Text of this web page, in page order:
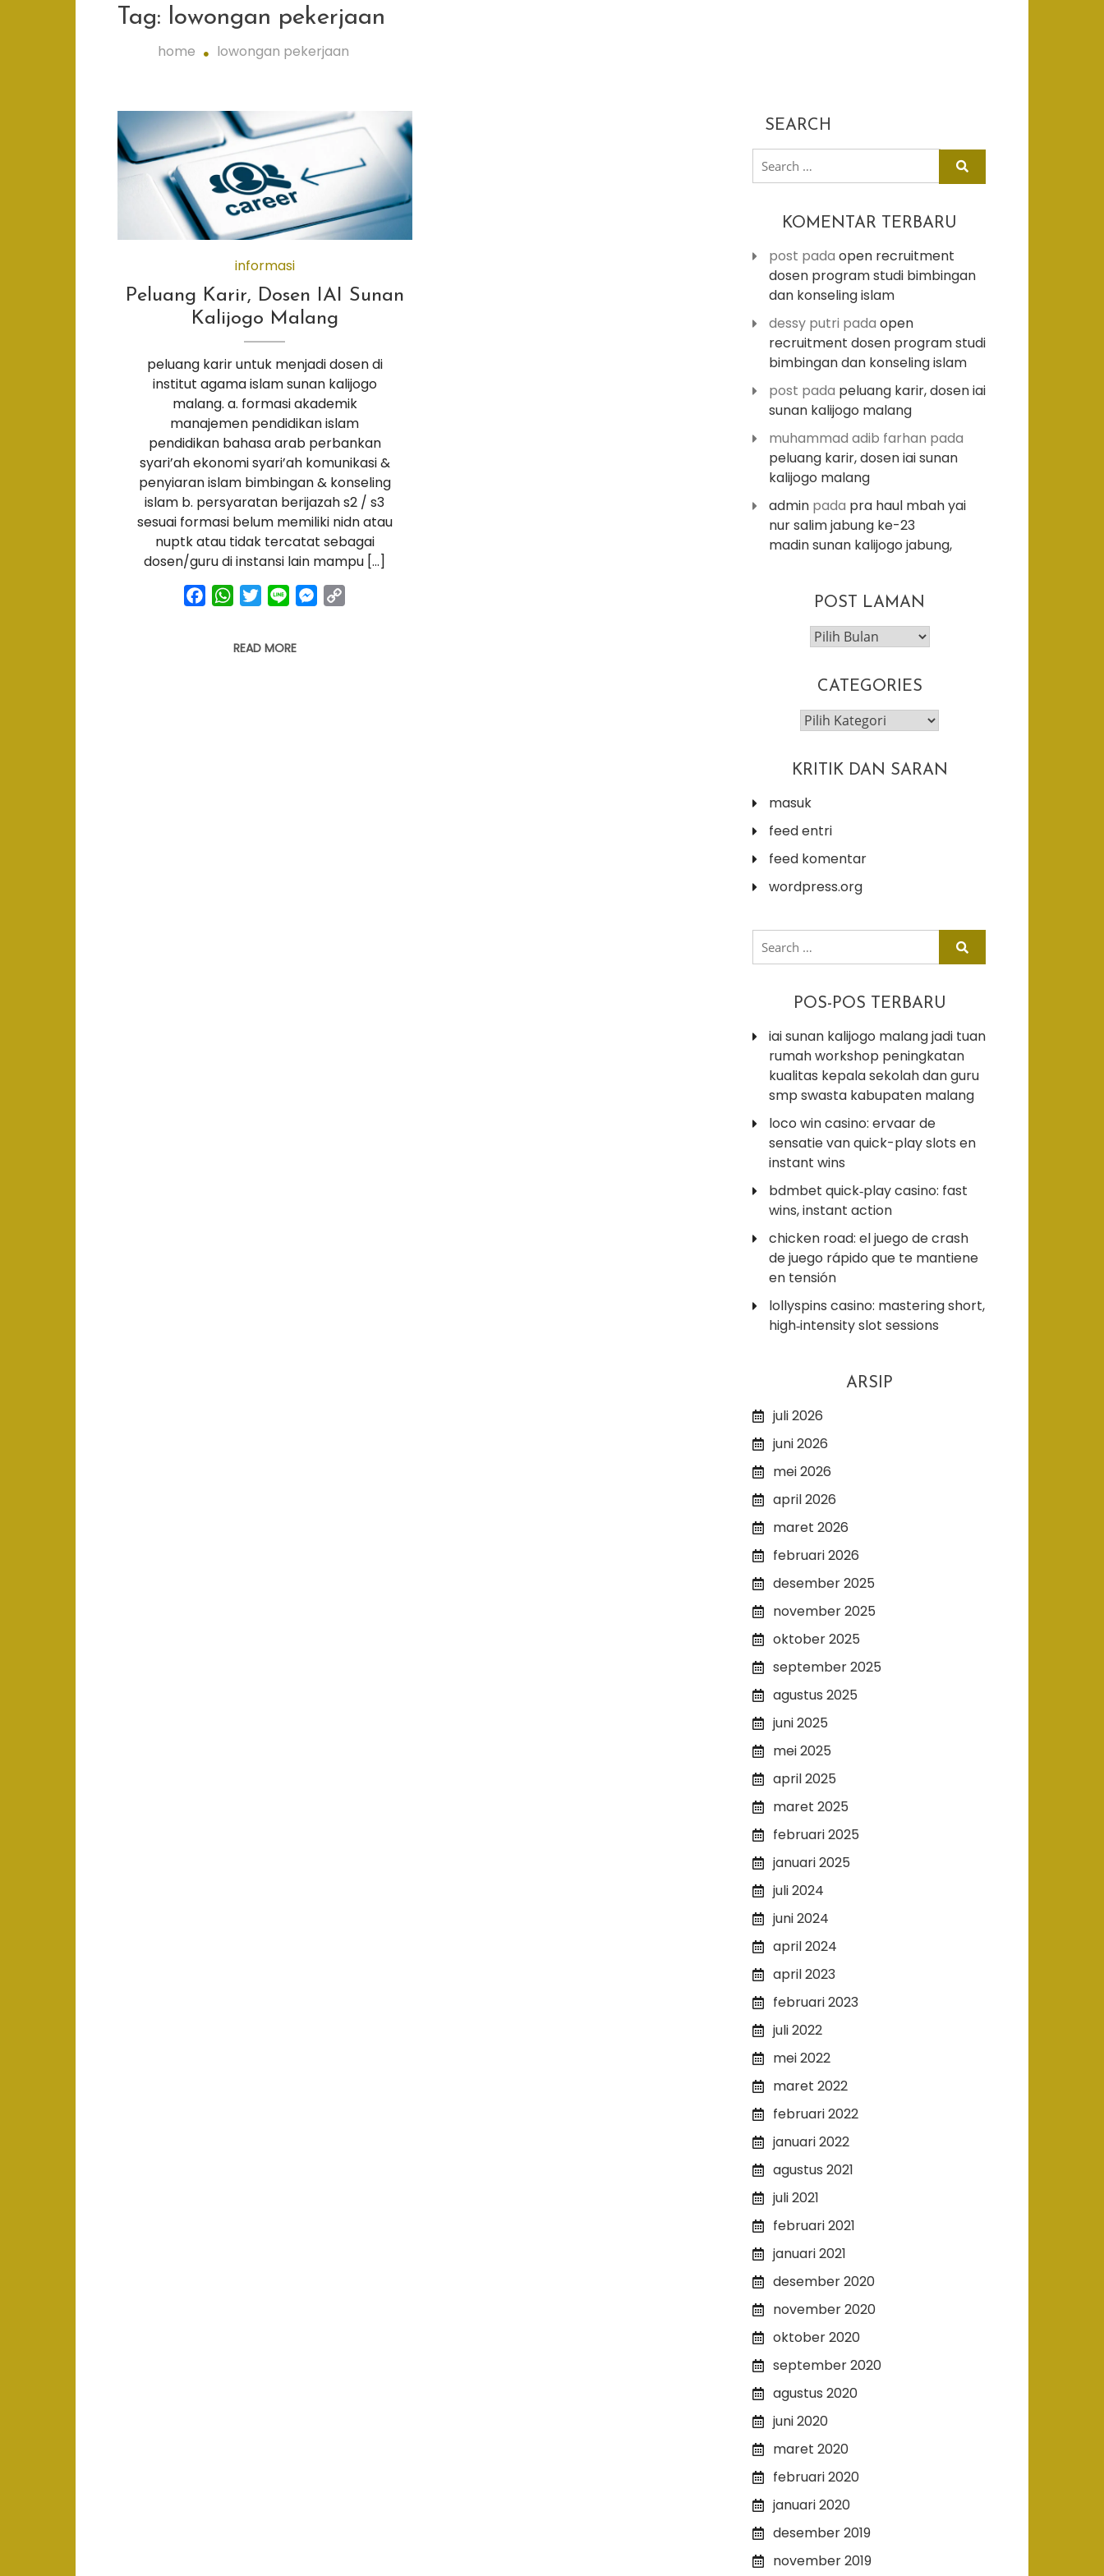
Tag: lowongan pekerjaan
home lowongan pekerjaan
informasi
Peluang Karir, Dosen IAI Sunan
Kalijogo Malang
peluang karir untuk menjadi dosen di
institut agama islam sunan kalijogo
malang. a. formasi akademik
manajemen pendidikan islam
pendidikan bahasa arab perbankan
syari’ah ekonomi syari’ah komunikasi &
penyiaran islam bimbingan & konseling
islam b. persyaratan berijazah s2 / s3
sesuai formasi belum memiliki nidn atau
nuptk atau tidak tercatat sebagai
dosen/guru di instansi lain mampu […]
facebookwhatsapp
twitterline messenger
READ MORE
SEARCH
search
for:
KOMENTAR TERBARU
post pada open recruitment
dosen program studi bimbingan
dan konseling islam
dessy putri pada open
recruitment dosen program studi
bimbingan dan konseling islam
post pada peluang karir, dosen iai
sunan kalijogo malang
muhammad adib farhan pada
peluang karir, dosen iai sunan
kalijogo malang
adminpada pra haul mbah yai
nur salim jabung ke-23
madin sunan kalijogo jabung,
POST LAMAN
CATEGORIES
categories
KRITIK DAN SARAN
masuk
feed entri
feed komentar
wordpress.org
search
for:
POS-POS TERBARU
iai sunan kalijogo malang jadi tuan
rumah workshop peningkatan
kualitas kepala sekolah dan guru
smp swasta kabupaten malang
loco win casino: ervaar de
sensatie van quick-play slots en
instant wins
bdmbet quick‑play casino: fast
wins, instant action
chicken road: el juego de crash
de juego rápido que te mantiene
en tensión
lollyspins casino: mastering short,
high‑intensity slot sessions
ARSIP
juli 2026
juni 2026
mei 2026
april 2026
maret 2026
februari 2026
desember 2025
november 2025
oktober 2025
september 2025
agustus 2025
juni 2025
mei 2025
april 2025
maret 2025
februari 2025
januari 2025
juli 2024
juni 2024
april 2024
april 2023
februari 2023
juli 2022
mei 2022
maret 2022
februari 2022
januari 2022
agustus 2021
juli 2021
februari 2021
januari 2021
desember 2020
november 2020
oktober 2020
september 2020
agustus 2020
juni 2020
maret 2020
februari 2020
januari 2020
desember 2019
november 2019